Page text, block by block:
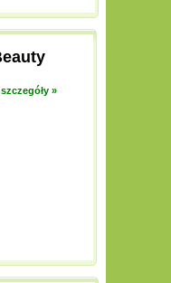
szczegóły »